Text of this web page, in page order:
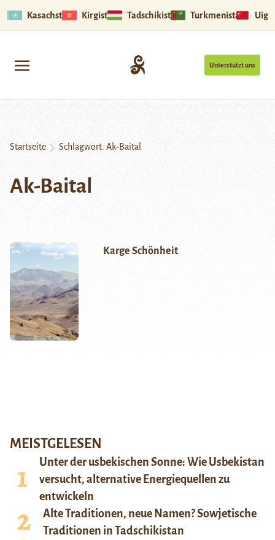
Kasachstan Kirgistan Tadschikistan Turkmenistan
Unterstützt uns
Startseite Schlagwort: Ak-Baital
Ak-Baital
Karge Schönheit
MEISTGELESEN
Unter der usbekischen Sonne: Wie Usbekistan
versucht, alternative Energiequellen zu
entwickeln
Alte Traditionen, neue Namen? Sowjetische
Traditionen in Tadschikistan